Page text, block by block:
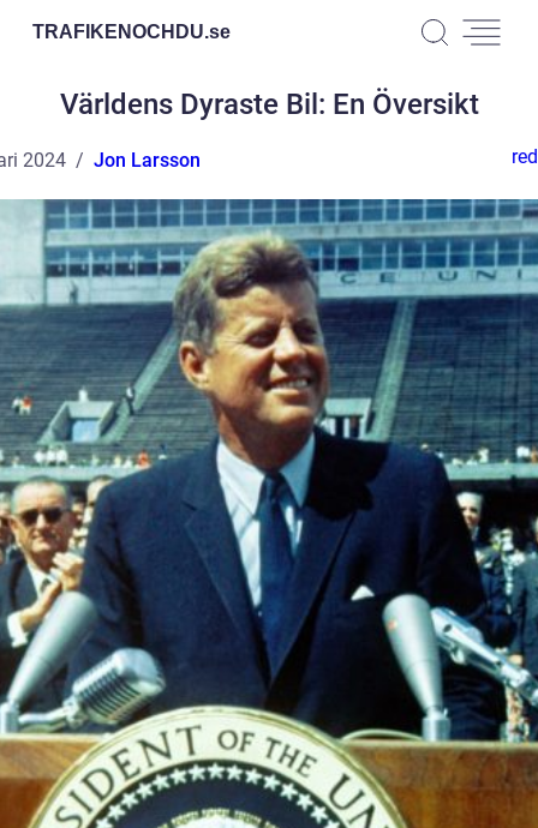
TRAFIKENOCHDU.se
Världens Dyraste Bil: En Översikt
2024 Jon Larsson